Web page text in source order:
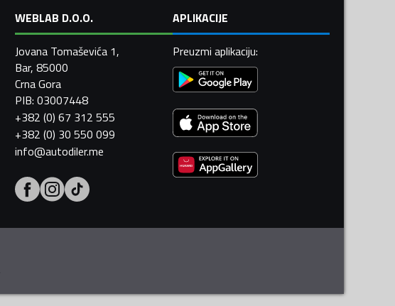
WEBLAB D.O.O.
Jovana Tomaševića 1,
Bar, 85000
Crna Gora
PIB: 03007448
+382 (0) 67 312 555
+382 (0) 30 550 099
info@autodiler.me
APLIKACIJE
Preuzmi aplikaciju: